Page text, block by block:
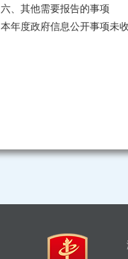
六、其他需要报告的事项
本年度政府信息公开事项未